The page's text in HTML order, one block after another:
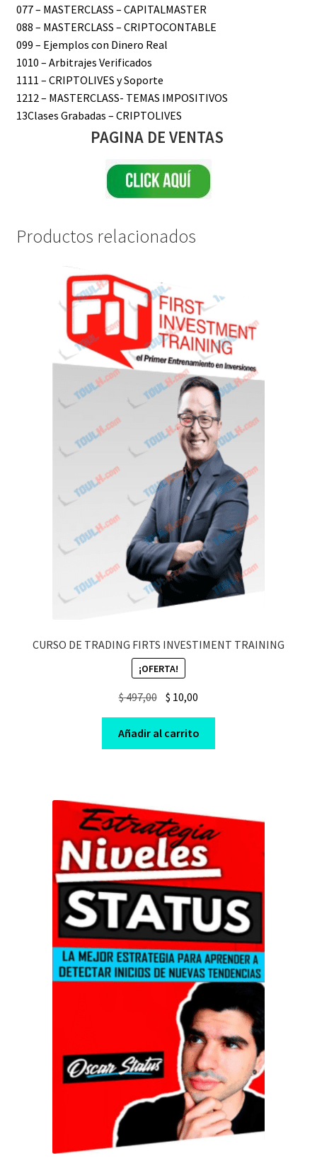
077 – MASTERCLASS – CAPITALMASTER
088 – MASTERCLASS – CRIPTOCONTABLE
099 – Ejemplos con Dinero Real
1010 – Arbitrajes Verificados
1111 – CRIPTOLIVES y Soporte
1212 – MASTERCLASS- TEMAS IMPOSITIVOS
13Clases Grabadas – CRIPTOLIVES
PAGINA DE VENTAS
Productos relacionados
CURSO DE TRADING FIRTS INVESTIMENT TRAINING
¡OFERTA!
$497,00 Original
price
was:
$ 497,00.
$ 10,00
price
is:
$ 10,00.
Añadir al carrito